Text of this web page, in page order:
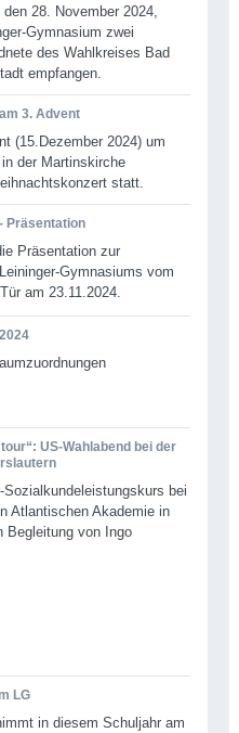
28. November 2024,
Gymnasium zwei
des Wahlkreises Bad
empfangen.
3. Advent
(15.Dezember 2024) um
der Martinskirche
statt.
Präsentation
Präsentation zur
Gymnasiums vom
am 23.11.2024.
US-Wahlabend bei der
Sozialkundeleistungskurs bei
Atlantischen Akademie in
Begleitung von Ingo
LG
in diesem Schuljahr am